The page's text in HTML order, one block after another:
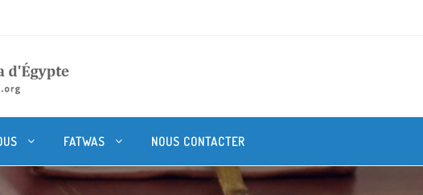
FATWAS NOUS CONTACTER